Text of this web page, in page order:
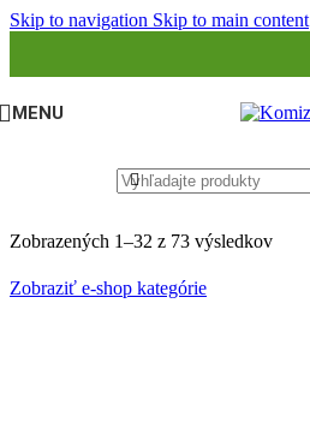
Skip to navigation Skip to main content
MENU
Zobrazených 1–32 z 73 výsledkov
Zobraziť e-shop kategórie